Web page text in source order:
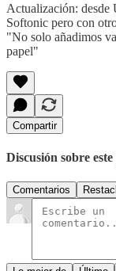
Actualización: desde
Softonic pero con
"No solo añadimos
papel"
Compartir
Discusión sobre este
Comentarios